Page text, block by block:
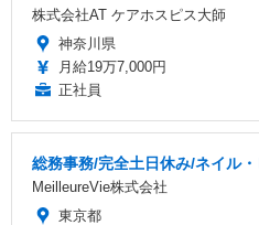
株式会社AT ケアホスピス大師
神奈川県
月給19万7,000円
正社員
総務事務/完全土日休み/ネイル
MeilleureVie株式会社
東京都